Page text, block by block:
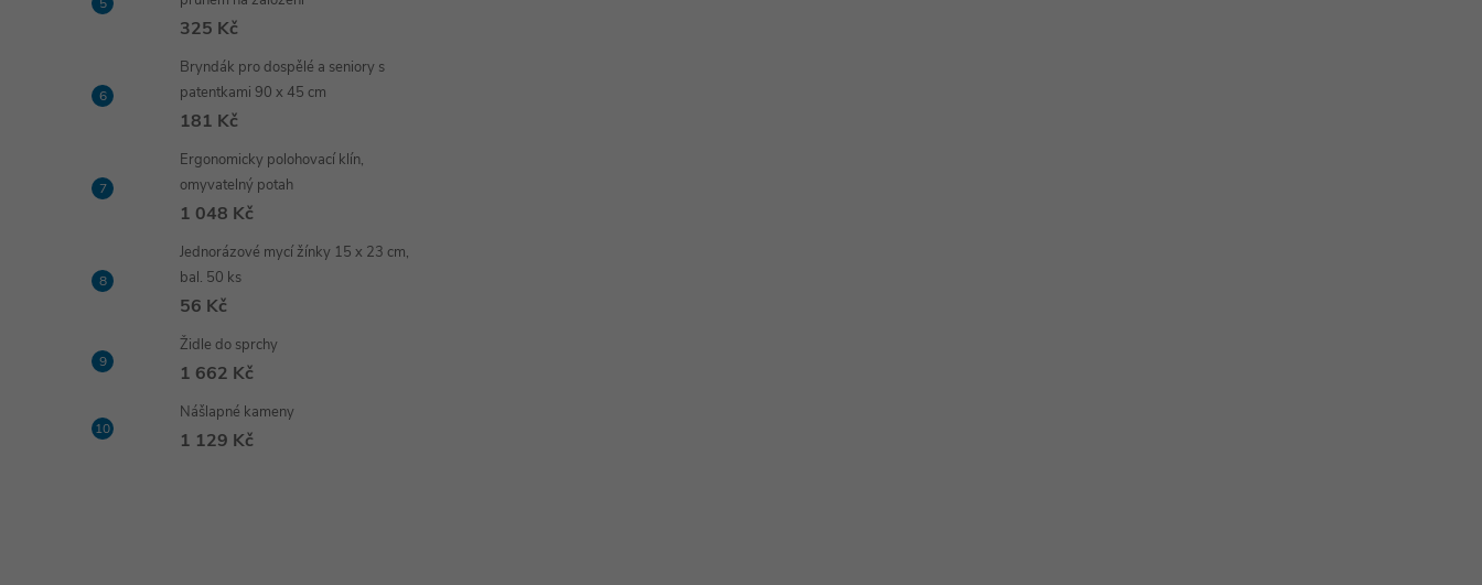
325 Kč
Bryndák pro dospělé a seniory s
patentkami 90 x 45 cm
181 Kč
Ergonomicky polohovací klín,
omyvatelný potah
1 048 Kč
Jednorázové mycí žínky 15 x 23 cm,
bal. 50 ks
56 Kč
Židle do sprchy
1 662 Kč
Nášlapné kameny
1 129 Kč